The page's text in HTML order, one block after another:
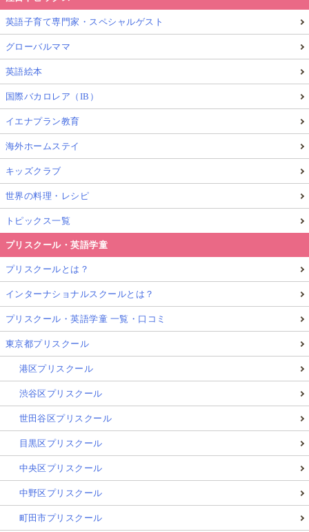
英語子育て専門家・スペシャルゲスト
グローバルママ
英語絵本
国際バカロレア（IB）
イエナプラン教育
海外ホームステイ
キッズクラブ
世界の料理・レシピ
トピックス一覧
プリスクール・英語学童
プリスクールとは？
インターナショナルスクールとは？
プリスクール・英語学童 一覧・口コミ
東京都プリスクール
港区プリスクール
渋谷区プリスクール
世田谷区プリスクール
目黒区プリスクール
中央区プリスクール
中野区プリスクール
町田市プリスクール